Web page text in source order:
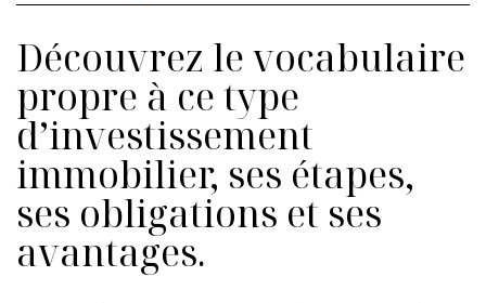
Découvrez le vocabulaire
propre à ce type
d’investissement
immobilier, ses étapes,
ses obligations et ses
avantages.